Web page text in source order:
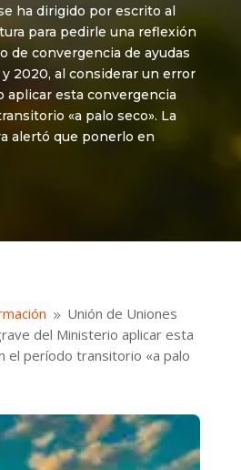
ha dirigido por escrito al
para pedirle una reflexión
de convergencia de ayudas
y 2020, al considerar un error
aplicar esta convergencia
«a palo seco». La
alertó que ponerlo en
9 Unión de Uniones
del Ministerio aplicar esta
el período transitorio «a palo